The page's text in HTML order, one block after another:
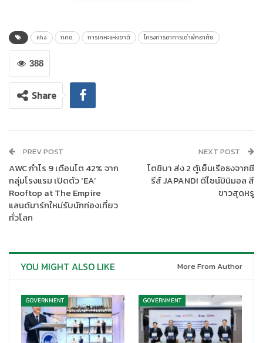
ประชาชนได้เข้าถึงที่อยู่อาศัยในราคาที่จับต้องได้ และมีมาตรฐาน
ควบคู่กับการยกระดับคุณภาพชีวิตของผู้อยู่อาศัย จึงได้พัฒนา
โครงการอาคารเช่าพักอาศัยกระจายอยู่ในทุกภูมิภาคทั่วประเทศ
ปัจจุบันมีโครงการอาคารเช่าพักอาศัยที่พร้อมเข้าอยู่ จำนวน 12
โครงการ ประกอบด้วย สมุทรสาคร (กระทุ่มแบน 3) นครสวรรค์ 2
ระยะที่ 2 มหาสารคาม ลำปาง สุรินทร์ (สลักได) อุบลราชธานี
พร้าว) และจังหวัดเชียงใหม่ (หนองหอย)
nha กคช. การเคหะแห่งชาติ โครงการอาคารเช่าพักอาศัย
388
Share
PREV POST
AWC กำไร 9 เดือนโต 42% จาก
กลุ่มโรงแรม เปิดตัว ‘EA’
Rooftop at The Empire
แลนด์มาร์กใหม่รับนักท่องเที่ยว
ทั่วโลก
NEXT POST
โตชิบา ส่ง 2 ตู้เย็นเรือธงจากซี
รีส์ JAPANDI ดีไซน์มินิมอล สี
ขาวสุดหรู
YOU MIGHT ALSO LIKE More From Author
GOVERNMENT GOVERNMENT